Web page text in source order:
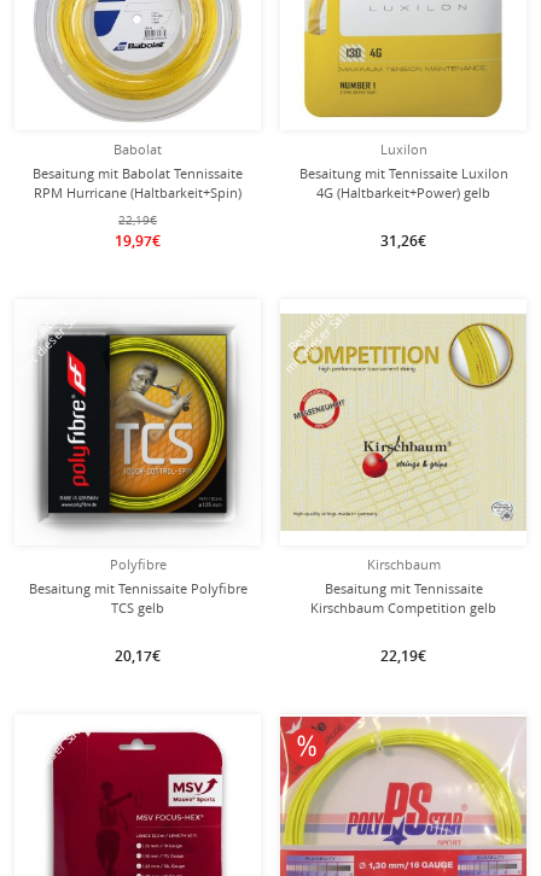
Babolat
Besaitung mit Babolat Tennissaite
RPM Hurricane (Haltbarkeit+Spin)
gelb
22,19€
19,97€
Luxilon
Besaitung mit Tennissaite Luxilon
4G (Haltbarkeit+Power) gelb
31,26€
Polyfibre
Besaitung mit Tennissaite Polyfibre
TCS gelb
20,17€
Besaitung
mit dieser Saite
Kirschbaum
Besaitung mit Tennissaite
Kirschbaum Competition gelb
22,19€
Besaitung
mit dieser Saite
Besaitung
mit dieser Saite 10% reduziert